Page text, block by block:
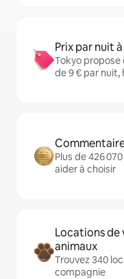
Prix par nuit
Tokyo
de 9 € par nuit,
Plus de 426
aider à choisir
Locations de
animaux
Trouvez 340
compagnie